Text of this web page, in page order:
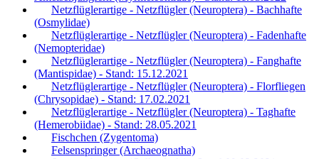
Netzflüglerartige - Netzflügler (Neuroptera) - Bachhafte
(Osmylidae)
Netzflüglerartige - Netzflügler (Neuroptera) - Fadenhafte
(Nemopteridae)
Netzflüglerartige - Netzflügler (Neuroptera) - Fanghafte
(Mantispidae) - Stand: 15.12.2021
Netzflüglerartige - Netzflügler (Neuroptera) - Florfliegen
(Chrysopidae) - Stand: 17.02.2021
Netzflüglerartige - Netzflügler (Neuroptera) - Taghafte
(Hemerobiidae) - Stand: 28.05.2021
Fischchen (Zygentoma)
Felsenspringer (Archaeognatha)